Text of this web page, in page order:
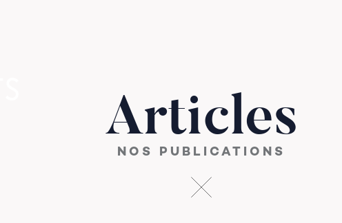
Articles
NOS PUBLICATIONS